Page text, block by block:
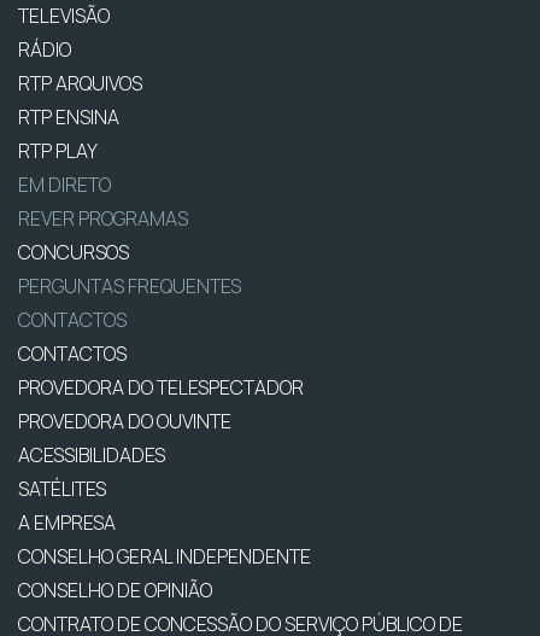
TELEVISÃO
RÁDIO
RTP ARQUIVOS
RTP ENSINA
RTP PLAY
EM DIRETO
REVER PROGRAMAS
CONCURSOS
PERGUNTAS FREQUENTES
CONTACTOS
CONTACTOS
PROVEDORA DO TELESPECTADOR
PROVEDORA DO OUVINTE
ACESSIBILIDADES
SATÉLITES
A EMPRESA
CONSELHO GERAL INDEPENDENTE
CONSELHO DE OPINIÃO
CONTRATO DE CONCESSÃO DO SERVIÇO PÚBLICO DE